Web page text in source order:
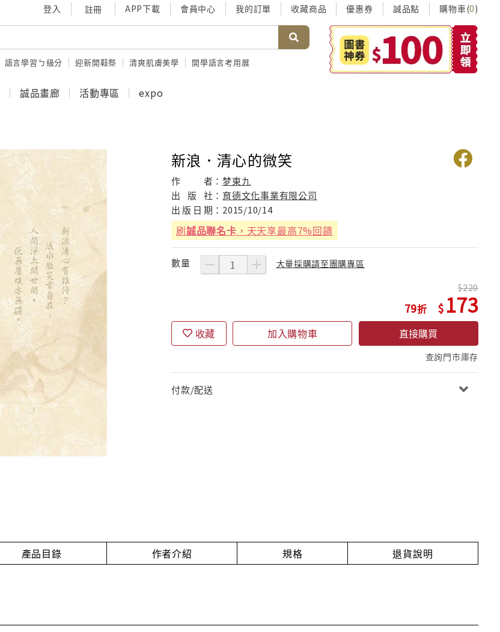
登入 註冊 APP下載 會員中心 我的訂單 收藏商品 優惠券 誠品點 購物車(0)
語言學習ㄅ級分 迎新開鞋祭 清爽肌膚美學 開學語言考用展
誠品畫廊 活動專區 expo
新浪．清心的微笑
作 者：梦東九
出
版 社： 育德文化事業有限公司
出 版 日 期： 2015/10/14
刷誠品聯名卡 ，天天享最高7%回饋
數量 大量採購請至團購專區
79
220
173
收藏 加入購物車 直接購買
查詢門市庫存
付款/配送
產品目錄 作者介紹 規格 退貨說明